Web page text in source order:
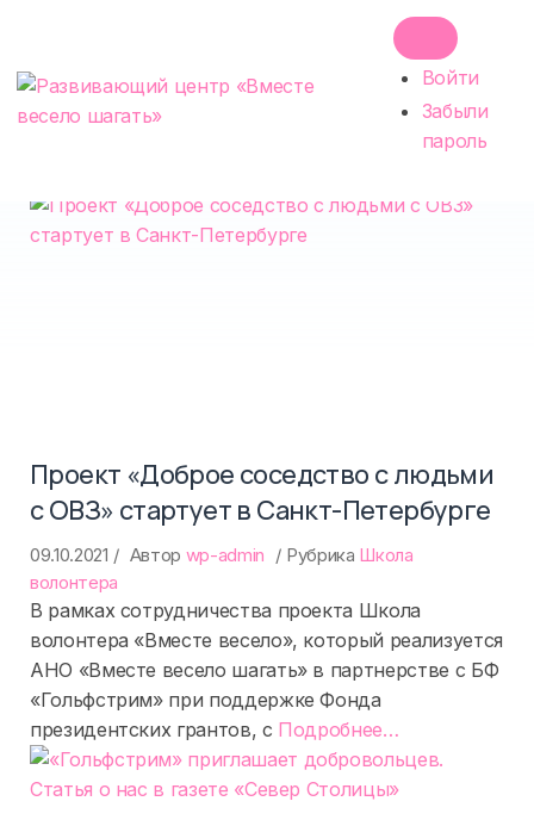
content
MENU
SEARCH
ПРОФИЛЬ
Войти
Забыли
пароль
Новости
Проект «Доброе соседство с людьми
с ОВЗ» стартует в Санкт-Петербурге
09.10.2021 Автор wp-admin Рубрика Школа
волонтера
В рамках сотрудничества проекта Школа
волонтера «Вместе весело», который реализуется
АНО «Вместе весело шагать» в партнерстве с БФ
«Гольфстрим» при поддержке Фонда
президентских грантов, с Подробнее…